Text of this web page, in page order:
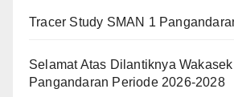
Tracer Study SMAN 1
Selamat Atas Dilantiknya
Pangandaran Periode 2026-2028